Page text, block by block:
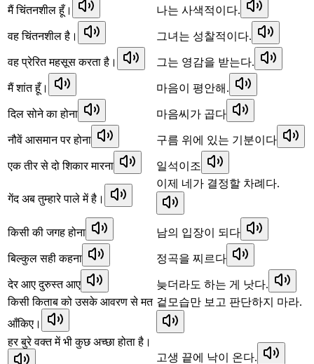
मैं चिंतनशील हूँ। 나는 사색적이다.
वह चिंतनशील है। 그녀는 성찰적이다.
वह प्रेरित महसूस करता है। 그는 영감을 받는다.
मैं शांत हूँ। 마음이 평안해.
दिल सोने का होना 마음씨가 곱다
नौवें आसमान पर होना 구름 위에 있는 기분이다
एक तीर से दो शिकार मारना 일석이조
गेंद अब तुम्हारे पाले में है।
이제 네가 결정할 차례다.
किसी की जगह होना 남의 입장이 되다
बिल्कुल सही कहना 정곡을 찌르다
देर आए दुरुस्त आए
늦더라도 하는 게 낫다.
किसी किताब को उसके आवरण से मत
आँकिए।
겉모습만 보고 판단하지 마라.
हर बुरे वक्त में भी कुछ अच्छा होता है।
고생 끝에 낙이 온다.